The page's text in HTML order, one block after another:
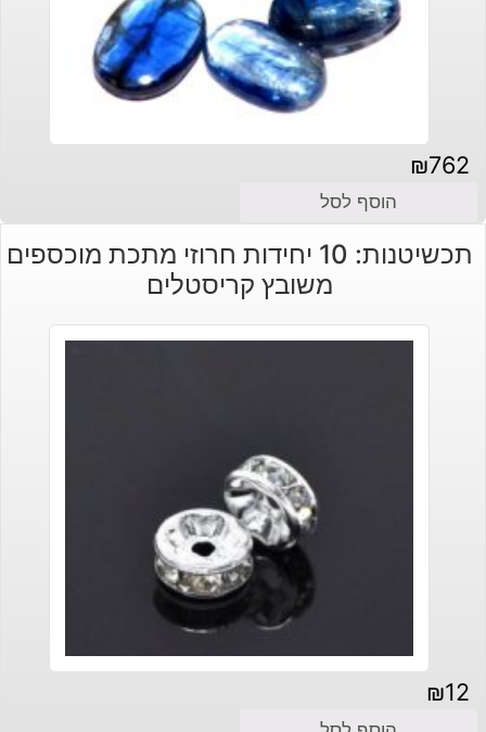
₪762
הוסף לסל
תכשיטנות: 10 יחידות חרוזי מתכת מוכספים
משובץ קריסטלים
₪12